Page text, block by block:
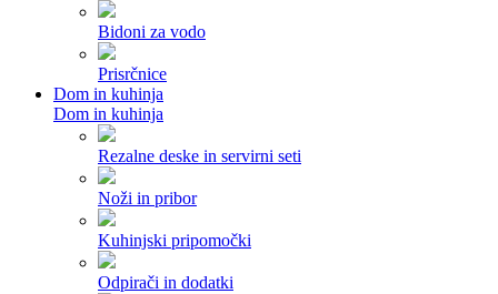
Bidoni za vodo
Prisrčnice
Dom in kuhinja
Dom in kuhinja
Rezalne deske in servirni seti
Noži in pribor
Kuhinjski pripomočki
Odpirači in dodatki